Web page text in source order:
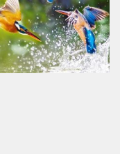
in your
country and